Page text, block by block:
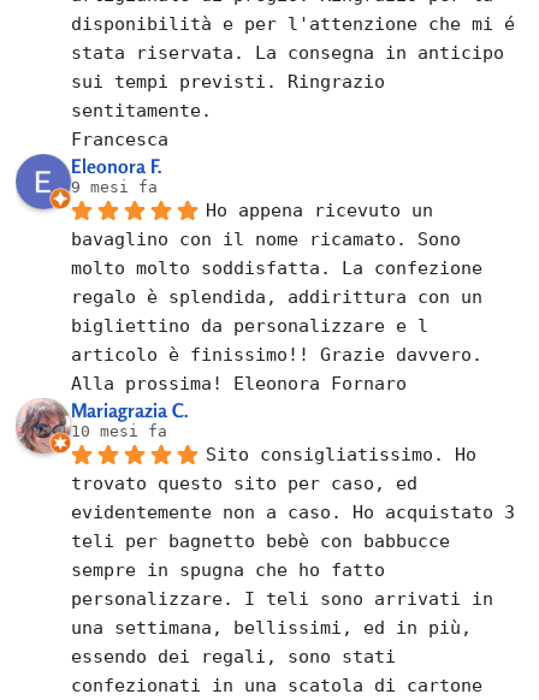
disponibilità e per l'attenzione che mi é
stata riservata. La consegna in anticipo
sui tempi previsti. Ringrazio
sentitamente.
Francesca
Eleonora F.
9 mesi fa
Ho appena ricevuto un
bavaglino con il nome ricamato. Sono
molto molto soddisfatta. La confezione
regalo è splendida, addirittura con un
bigliettino da personalizzare e l
articolo è finissimo!! Grazie davvero.
Alla prossima! Eleonora Fornaro
Mariagrazia C.
10 mesi fa
Sito consigliatissimo. Ho
trovato questo sito per caso, ed
evidentemente non a caso. Ho acquistato 3
teli per bagnetto bebè con babbucce
sempre in spugna che ho fatto
personalizzare. I teli sono arrivati in
una settimana, bellissimi, ed in più,
essendo dei regali, sono stati
confezionati in una scatola di cartone